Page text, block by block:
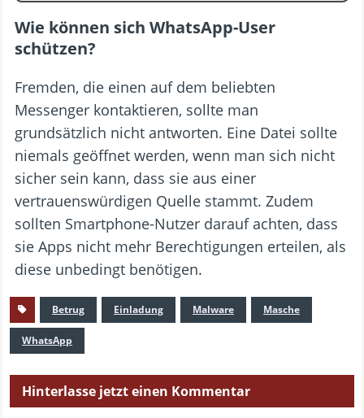
Wie können sich WhatsApp-User
schützen?
Fremden, die einen auf dem beliebten
Messenger kontaktieren, sollte man
grundsätzlich nicht antworten. Eine Datei sollte
niemals geöffnet werden, wenn man sich nicht
sicher sein kann, dass sie aus einer
vertrauenswürdigen Quelle stammt. Zudem
sollten Smartphone-Nutzer darauf achten, dass
sie Apps nicht mehr Berechtigungen erteilen, als
diese unbedingt benötigen.
Betrug Einladung Malware Masche
WhatsApp
Hinterlasse jetzt einen Kommentar